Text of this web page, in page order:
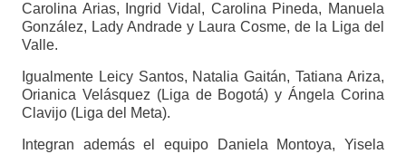
Carolina Arias, Ingrid Vidal, Carolina Pineda, Manuela
González, Lady Andrade y Laura Cosme, de la Liga del
Valle.
Igualmente Leicy Santos, Natalia Gaitán, Tatiana Ariza,
Orianica Velásquez (Liga de Bogotá) y Ángela Corina
Clavijo (Liga del Meta).
Integran además el equipo Daniela Montoya, Yisela